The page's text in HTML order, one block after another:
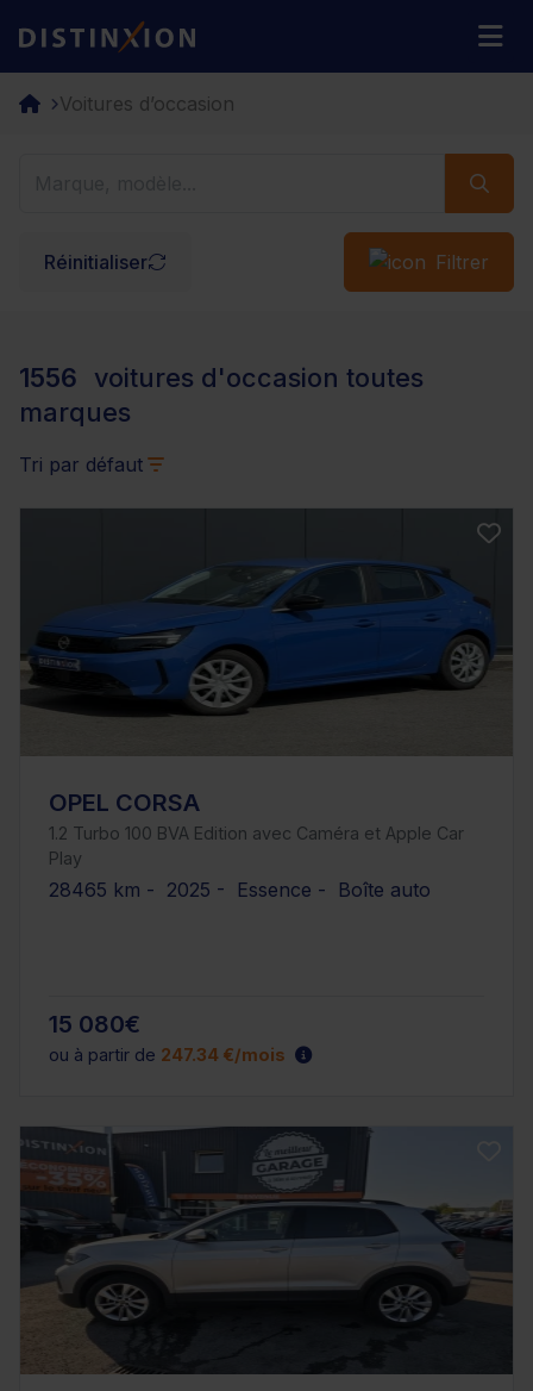
Distinxion
Voitures d’occasion
Réinitialiser Filtrer
1556
voitures d'occasion toutes
marques
Tri par défaut
OPEL CORSA
1.2 Turbo 100 BVA Edition avec Caméra et Apple Car
Play
28465 km - 2025 - Essence - Boîte auto
15 080€
ou à partir de 247.34 €/mois